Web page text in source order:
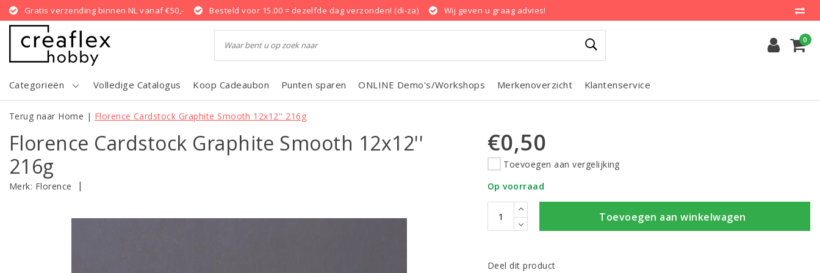
Gratis verzending binnen NL vanaf €50,- Besteld voor 15.00 = dezelfde dag verzonden! (di-za) Wij geven u graag advies!
0
Categorieën Volledige Catalogus Koop Cadeaubon Punten sparen ONLINE Demo's/Workshops Merkenoverzicht Klantenservice
Terug naar Home | Florence Cardstock Graphite Smooth 12x12'' 216g
Florence Cardstock Graphite Smooth 12x12''
216g
Merk: Florence |
€0,50
Toevoegen aan vergelijking
Op voorraad
Toevoegen aan winkelwagen
Deel dit product